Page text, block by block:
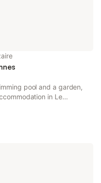
pool and a garden,
in Le
Beach. This property
parking and free WiFi.